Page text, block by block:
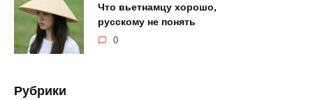
Что вьетнамцу хорошо,
русскому не понять
0
Рубрики